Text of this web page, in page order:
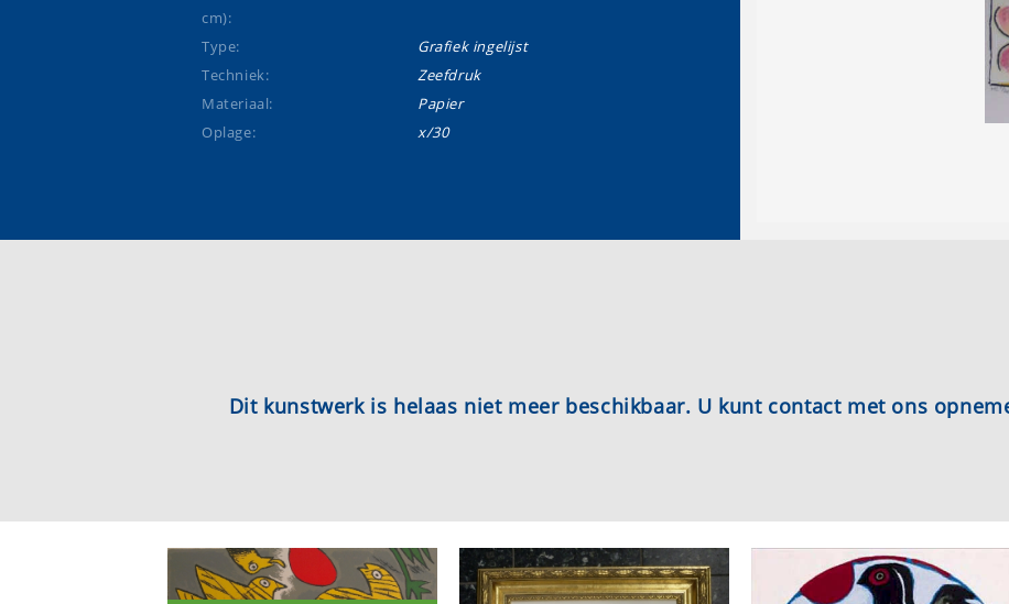
cm):
Type:
Grafiek ingelijst
Techniek:
Zeefdruk
Materiaal:
Papier
Oplage:
x/30
Dit kunstwerk is helaas niet meer beschikbaar. U kunt contact met ons